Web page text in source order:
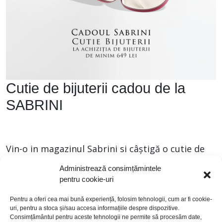
Administrează consimțămintele
pentru cookie-uri
Pentru a oferi cea mai bună experiență, folosim tehnologii, cum ar fi cookie-
uri, pentru a stoca și/sau accesa informațiile despre dispozitive.
Consimțământul pentru aceste tehnologii ne permite să procesăm date,
Cutie de bijuterii cadou de la
SABRINI
Vin-o in magazinul Sabrini si câștigă o cutie de
bijuterii cadou la cumpărături mai mari de 649
de lei. Te așteptăm în magazinele Sabrini să
sărbătorim împreună luna iubirii.